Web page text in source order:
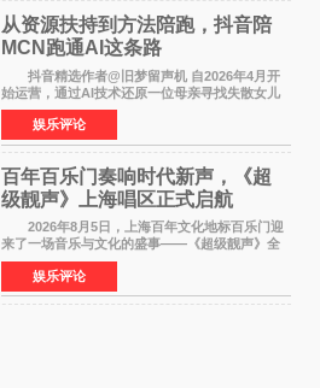
从资源扶持到方法陪跑，抖音陪
MCN跑通AI这条路
抖音精选作者@旧梦留声机 自2026年4月开
始运营，通过AI技术还原一位母亲寻找失散女儿
的故事，凭借强情感表达获得大量用户关注，发
布仅21小时便获得超1亿曝光、超1000万互动。
此后，账号持续沿
娱乐评论
百年百乐门奏响时代新声，《超
级靓声》上海唱区正式启航
2026年8月5日，上海百年文化地标百乐门迎
来了一场音乐与文化的盛事——《超级靓声》全
国励志音乐公益节目上海唱区新闻发布会暨启动
仪式在此隆重举行。各界领导、嘉宾与媒体朋友
齐聚一堂，共同
娱乐评论